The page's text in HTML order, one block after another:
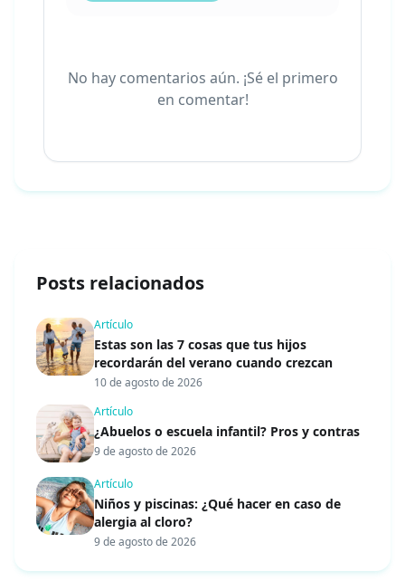
No hay comentarios aún. ¡Sé el primero
en comentar!
Posts relacionados
Artículo
Estas son las 7 cosas que tus hijos
recordarán del verano cuando crezcan
10 de agosto de 2026
Artículo
¿Abuelos o escuela infantil? Pros y contras
9 de agosto de 2026
Artículo
Niños y piscinas: ¿Qué hacer en caso de
alergia al cloro?
9 de agosto de 2026